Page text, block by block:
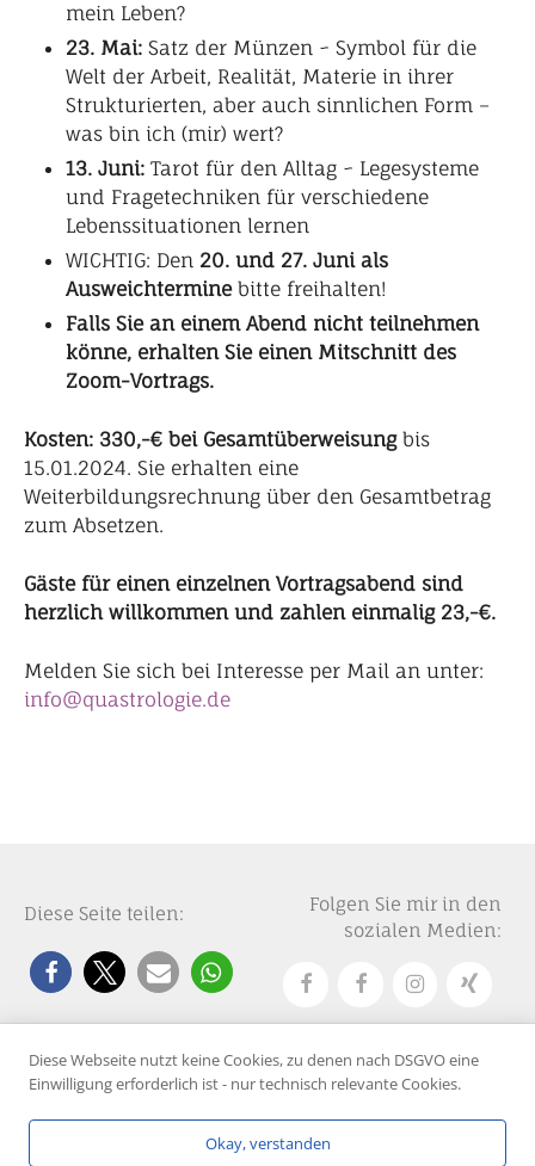
mein Leben?
23. Mai: Satz der Münzen ~ Symbol für die
Welt der Arbeit, Realität, Materie in ihrer
Strukturierten, aber auch sinnlichen Form –
was bin ich (mir) wert?
13. Juni: Tarot für den Alltag ~ Legesysteme
und Fragetechniken für verschiedene
Lebenssituationen lernen
WICHTIG: Den 20. und 27. Juni als
Ausweichterminebitte freihalten!
Falls Sie an einem Abend nicht teilnehmen
könne, erhalten Sie einen Mitschnitt des
Zoom-Vortrags.
Kosten: 330,-€ bei Gesamtüberweisungbis
15.01.2024. Sie erhalten eine
Weiterbildungsrechnung über den Gesamtbetrag
zum Absetzen.
Gäste für einen einzelnen Vortragsabend sind
herzlich willkommen und zahlen einmalig 23,-€.
Melden Sie sich bei Interesse per Mail an unter:
info@quastrologie.de
Diese Seite teilen:
Folgen Sie mir in den
sozialen Medien:
© 2025 Marianne Quast
Diese Webseite nutzt keine Cookies, zu denen nach DSGVO eine
Einwilligung erforderlich ist - nur technisch relevante Cookies.
Okay, verstanden